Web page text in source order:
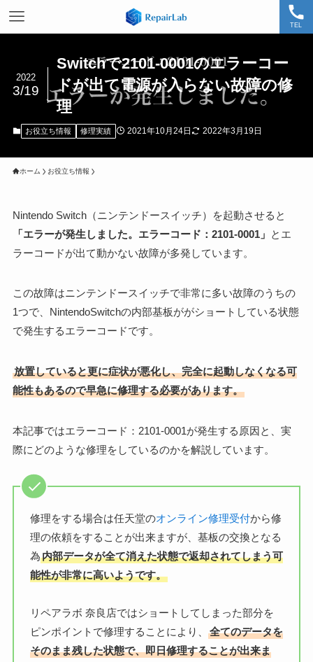
TEL
Switchで2101-0001のエラーコー
ドが出て電源が入らない故障の修
理
2022
3/19
お役立ち情報 修理実績 2021年10月24日 2022年3月19日
ホーム お役立ち情報
Nintendo Switch（ニンテンドースイッチ）を起動させると
「エラーが発生しました。エラーコード：2101-0001」 とエ
ラーコードが出て動かない故障が多発しています。
この故障はニンテンドースイッチで非常に多い故障のうちの
1つで、NintendoSwitchの内部基板ががショートしている状態
で発生するエラーコードです。
放置していると更に症状が悪化し、完全に起動しなくなる可
能性もあるので早急に修理する必要があります。
本記事ではエラーコード：2101-0001が発生する原因と、実
際にどのような修理をしているのかを解説しています。
修理をする場合は任天堂のオンライン修理受付から修
理の依頼をすることが出来ますが、基板の交換となる
為内部データが全て消えた状態で返却されてしまう可
能性が非常に高いようです。
リペアラボ 奈良店ではショートしてしまった部分を
ピンポイントで修理することにより、
全てのデータを
そのまま残した状態で、即日修理することが出来ま